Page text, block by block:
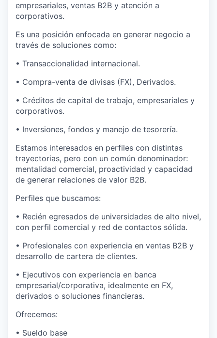
empresariales, ventas B2B y atención a
corporativos.
Es una posición enfocada en generar negocio a
través de soluciones como:
• Transaccionalidad internacional.
• Compra-venta de divisas (FX), Derivados.
• Créditos de capital de trabajo, empresariales y
corporativos.
• Inversiones, fondos y manejo de tesorería.
Estamos interesados en perfiles con distintas
trayectorias, pero con un común denominador:
mentalidad comercial, proactividad y capacidad
de generar relaciones de valor B2B.
Perfiles que buscamos:
• Recién egresados de universidades de alto nivel,
con perfil comercial y red de contactos sólida.
• Profesionales con experiencia en ventas B2B y
desarrollo de cartera de clientes.
• Ejecutivos con experiencia en banca
empresarial/corporativa, idealmente en FX,
derivados o soluciones financieras.
Ofrecemos:
• Sueldo base